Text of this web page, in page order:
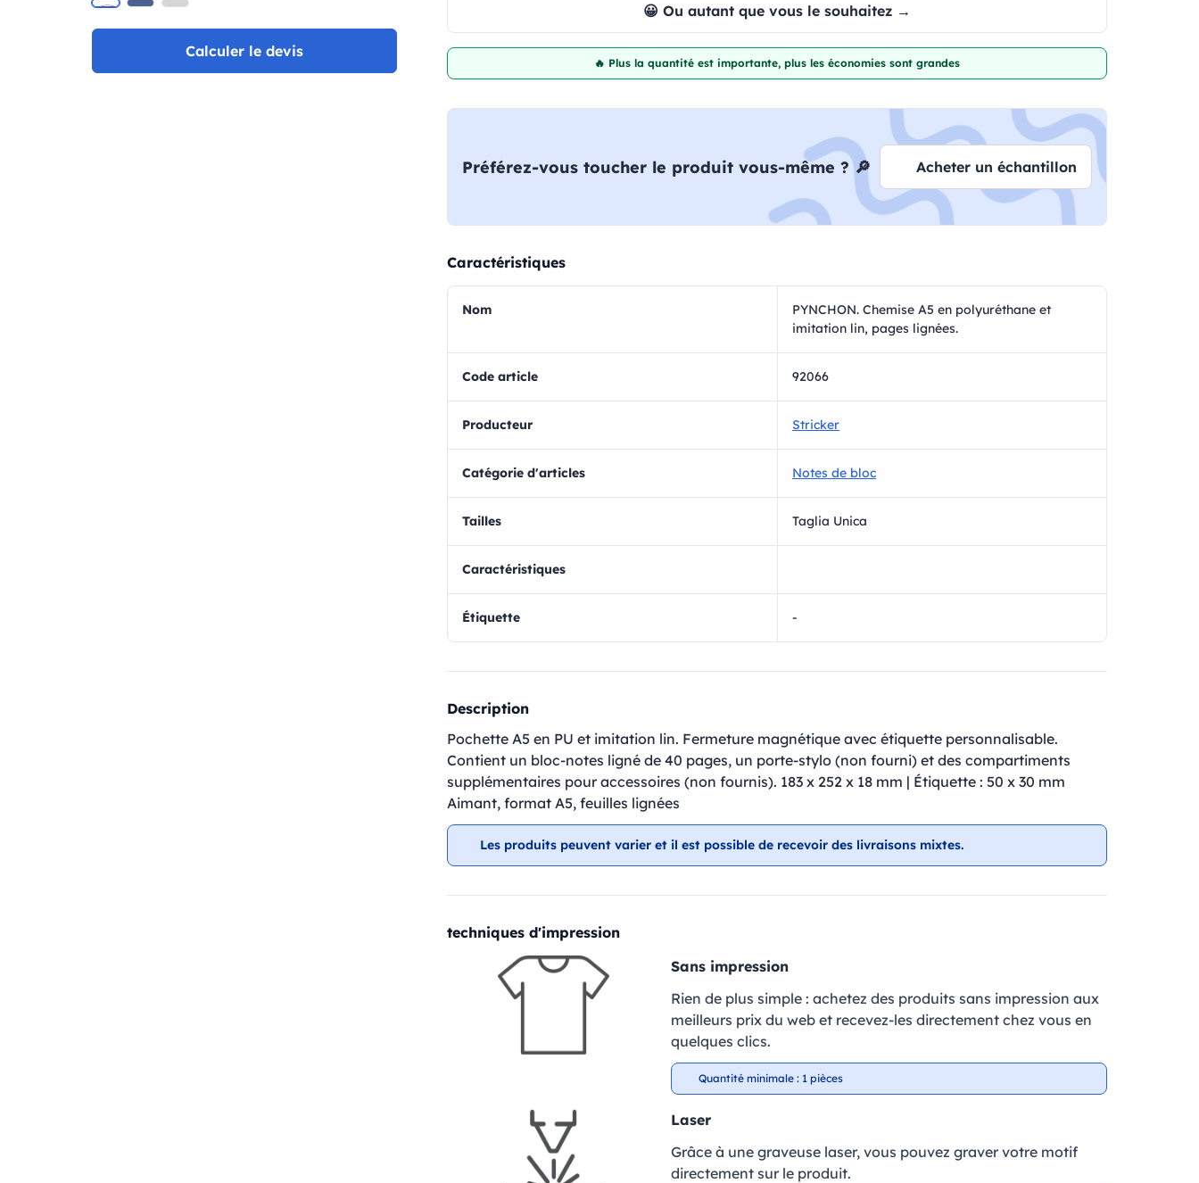
Calculer le devis
😀 Ou autant que vous le souhaitez →
🔥 Plus la quantité est importante, plus les économies sont grandes
Préférez-vous toucher le produit vous-même ? 🔎 Acheter un échantillon
Caractéristiques
Nom
PYNCHON. Chemise A5 en polyuréthane et
imitation lin, pages lignées.
Code article 92066
Producteur Stricker
Catégorie d'articles Notes de bloc
Tailles Taglia Unica
Caractéristiques
Étiquette -
Description
Pochette A5 en PU et imitation lin. Fermeture magnétique avec étiquette personnalisable.
Contient un bloc-notes ligné de 40 pages, un porte-stylo (non fourni) et des compartiments
supplémentaires pour accessoires (non fournis). 183 x 252 x 18 mm | Étiquette : 50 x 30 mm
Aimant, format A5, feuilles lignées
Les produits peuvent varier et il est possible de recevoir des livraisons mixtes.
techniques d'impression
Sans impression
Rien de plus simple : achetez des produits sans impression aux
meilleurs prix du web et recevez-les directement chez vous en
quelques clics.
Quantité minimale : 1 pièces
Laser
Grâce à une graveuse laser, vous pouvez graver votre motif
directement sur le produit.